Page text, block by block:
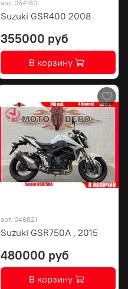
арт. 054180
Suzuki GSR400 2008
355000 руб
В корзину
арт. 046821
Suzuki GSR750A , 2015
480000 руб
В корзину